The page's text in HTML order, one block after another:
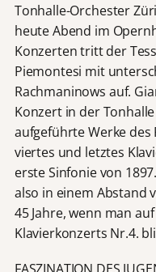
Tonhalle-Orchester
heute Abend im
Konzerten tritt der
Piemontesi mit
Rachmaninows auf.
Konzert in der
aufgeführte Werke des
viertes und letztes
erste Sinfonie von
also in einem Abstand
45 Jahre, wenn man
Klavierkonzerts Nr.4.